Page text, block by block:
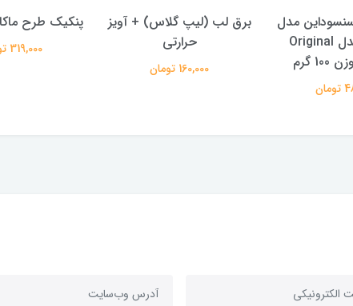
+ آویز
پنکیک طرح ماکارون تایلامی
319,000 تومان
بسته 5 عددی